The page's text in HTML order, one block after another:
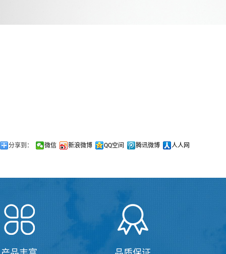
分享到： 微信 新浪微博 QQ空间 腾讯微博 人人网